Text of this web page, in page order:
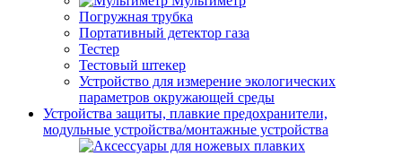
Погружная трубка
Портативный детектор газа
Тестер
Тестовый штекер
Устройство для измерение экологических
параметров окружающей среды
Устройства защиты, плавкие предохранители,
модульные устройства/монтажные устройства